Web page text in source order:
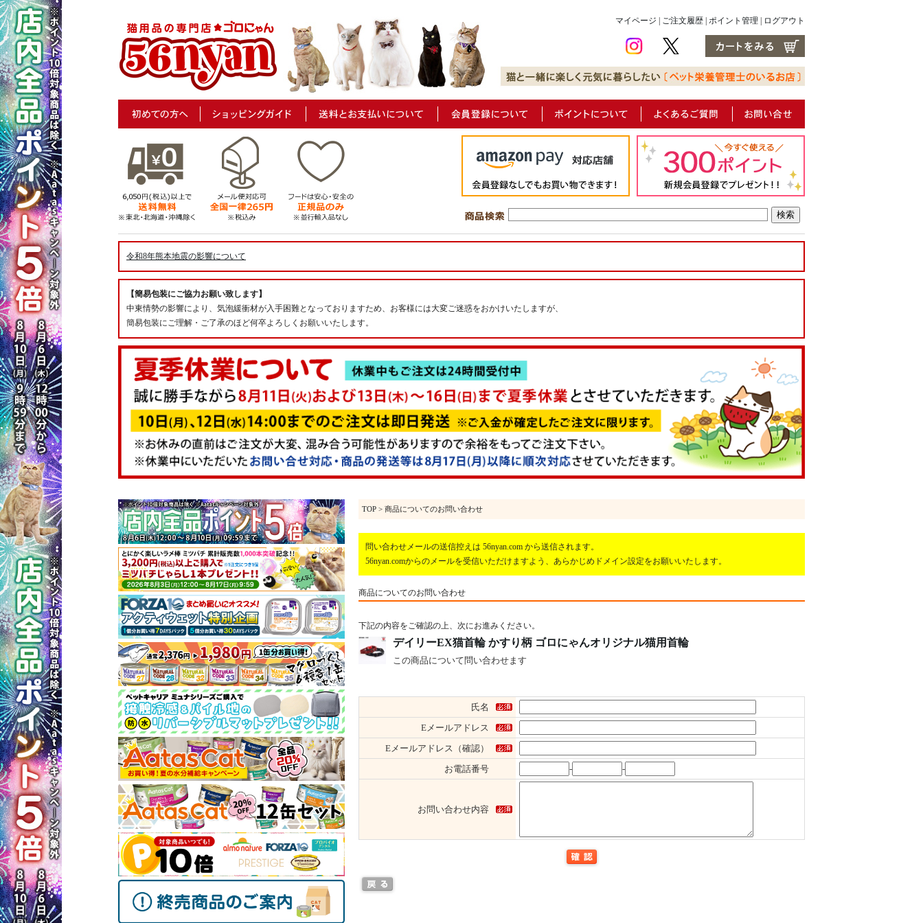
マイページ ご注文履歴 ポイント管理 ログアウト
令和8年熊本地震の影響について
【簡易包装にご協力お願い致します】
中東情勢の影響により、気泡緩衝材が入手困難となっておりますため、お客様には大変ご迷惑をおかけいたしますが、
簡易包装にご理解・ご了承のほど何卒よろしくお願いいたします。
TOP > 商品についてのお問い合わせ
問い合わせメールの送信控えは 56nyan.com から送信されます。
56nyan.comからのメールを受信いただけますよう、あらかじめドメイン設定をお願いいたします。
商品についてのお問い合わせ
下記の内容をご確認の上、次にお進みください。
デイリーEX猫首輪 かすり柄 ゴロにゃんオリジナル猫用首輪
この商品について問い合わせます
氏名
Eメールアドレス
Eメールアドレス（確認）
お電話番号
- -
お問い合わせ内容